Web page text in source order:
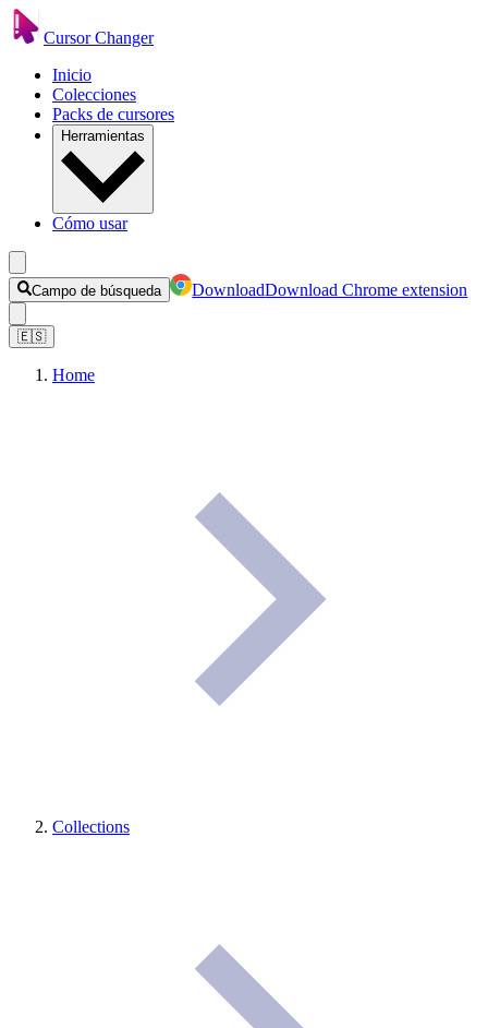
Cursor Changer
Inicio
Colecciones
Packs de cursores
Herramientas
Cómo usar
Campo de búsqueda DownloadDownload Chrome extension
🇪🇸
Home
Collections